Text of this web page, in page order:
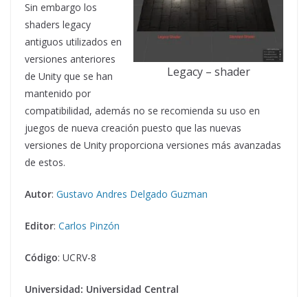
Legacy – shader
Sin embargo los
shaders legacy
antiguos utilizados en
versiones anteriores
de Unity que se han
mantenido por
compatibilidad, además no se recomienda su uso en
juegos de nueva creación puesto que las nuevas
versiones de Unity proporciona versiones más avanzadas
de estos.
Autor: Gustavo Andres Delgado Guzman
Editor: Carlos Pinzón
Código: UCRV-8
Universidad: Universidad Central